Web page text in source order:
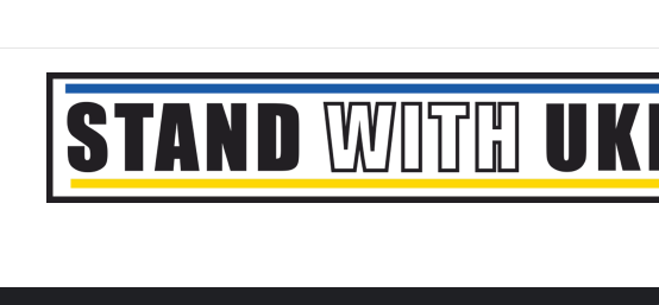
Google News
Threads